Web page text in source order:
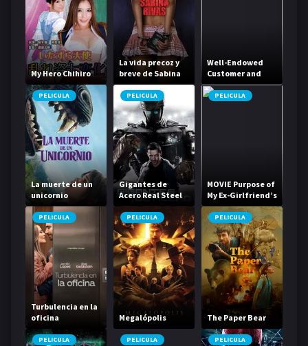
My Hero Chihiro
La vida precoz y
breve de Sabina
Rivas
Well-Endowed
Customer and
Young Female
Escort
PELICULA
La muerte de un
unicornio
PELICULA
Gigantes de
Acero Real Steel
PELICULA
MOVIE Purpose of
My Ex-Girlfriend’s
Naked Body
PELICULA
Turbulencia en la
oficina
PELICULA
Megalópolis
PELICULA
The Paper Bear
PELICULA PELICULA PELICULA